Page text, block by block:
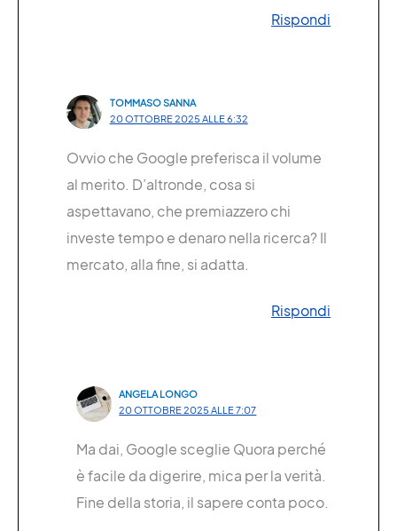
Rispondi
TOMMASO SANNA
20 OTTOBRE 2025 ALLE 6:32
Ovvio che Google preferisca il volume
al merito. D’altronde, cosa si
aspettavano, che premiazzero chi
investe tempo e denaro nella ricerca? Il
mercato, alla fine, si adatta.
Rispondi
ANGELA LONGO
20 OTTOBRE 2025 ALLE 7:07
Ma dai, Google sceglie Quora perché
è facile da digerire, mica per la verità.
Fine della storia, il sapere conta poco.